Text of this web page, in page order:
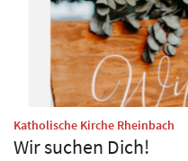
Katholische Kirche Rheinbach
Wir suchen Dich!